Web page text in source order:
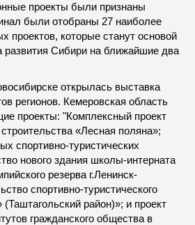
проекты были признаны
были отобраны 27 наиболее
проектов, которые станут основой
развития Сибири на ближайшие два
открылась выставка
регионов. Кемеровская область
проекты: "Комплексный проект
«Лесная поляна»;
спортивно-туристических
нового здания школы-интерната
резерва г.Ленинск-
спортивно-туристического
район)»; и проект
гражданского общества в